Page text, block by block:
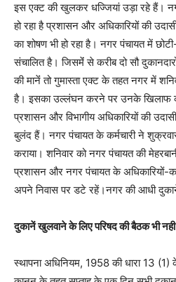
इस एक्ट की खुलकर धज्जियां उड़ा रहे हैं।
हो रहा है प्रशासन और अधिकारियों की
का शोषण भी हो रहा है। नगर पंचायत में
संचालित है। जिसमेंं से करीब दो सौ
की मानेंं तो गुमास्ता एक्ट के तहत नगर में
है। इसका उल्लंघन करने पर उनके खिलाफ
प्रशासन और विभागीय अधिकारियों की
बुलंद हैं। नगर पंचायत के कर्मचारी ने
कराया। शनिवार को नगर पंचायत की
प्रशासन और नगर पंचायत के अधिकारियों-
अपने निवास पर डटे रहें।नगर की आधी
दुकानें खुलवाने के लिए परिषद की बैठक भी
स्थापना अधिनियम, 1958 की धारा 13 (1)